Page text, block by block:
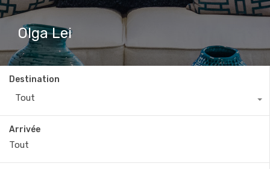
Olga Lei
Destination
Tout
Arrivée